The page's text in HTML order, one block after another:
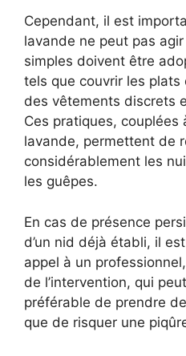
Cependant, il est
lavande ne peut pas
simples doivent être
tels que couvrir les plats
des vêtements discrets
Ces pratiques, couplées
lavande, permettent de
considérablement les
les guêpes.
En cas de présence
d’un nid déjà établi, il
appel à un
de l’intervention, qui
préférable de prendre
que de risquer une